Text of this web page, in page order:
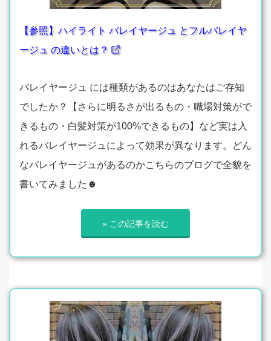
【参照】ハイライト バレイヤージュ とフルバレイヤ
ージュ の違いとは？
バレイヤージュ には種類があるのはあなたはご存知
でしたか？【さらに明るさが出るもの・職場対策がで
きるもの・白髪対策が100%できるもの】など実は入
れるバレイヤージュによって効果が異なります。どん
なバレイヤージュがあるのかこちらのブログで全貌を
書いてみました☻
» この記事を読む